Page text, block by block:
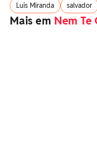
Luis Miranda
salvador
Mais em Nem Te